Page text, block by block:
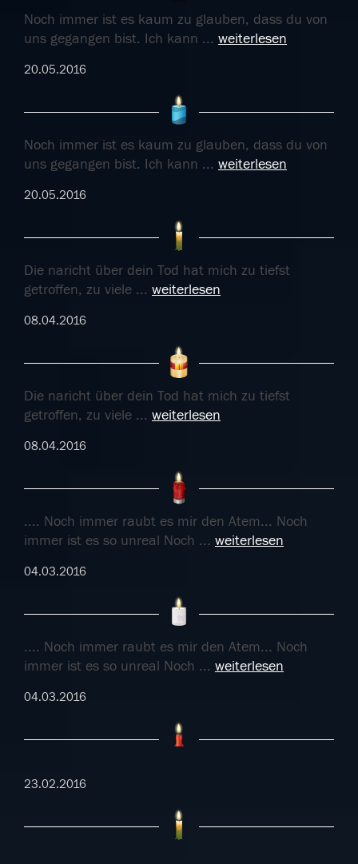
Noch immer ist es kaum zu glauben, dass du von
uns gegangen bist. Ich kann ... weiterlesen
20.05.2016
Noch immer ist es kaum zu glauben, dass du von
uns gegangen bist. Ich kann ... weiterlesen
20.05.2016
Die naricht über dein Tod hat mich zu tiefst
getroffen, zu viele ... weiterlesen
08.04.2016
Die naricht über dein Tod hat mich zu tiefst
getroffen, zu viele ... weiterlesen
08.04.2016
.... Noch immer raubt es mir den Atem... Noch
immer ist es so unreal Noch ... weiterlesen
04.03.2016
.... Noch immer raubt es mir den Atem... Noch
immer ist es so unreal Noch ... weiterlesen
04.03.2016
23.02.2016